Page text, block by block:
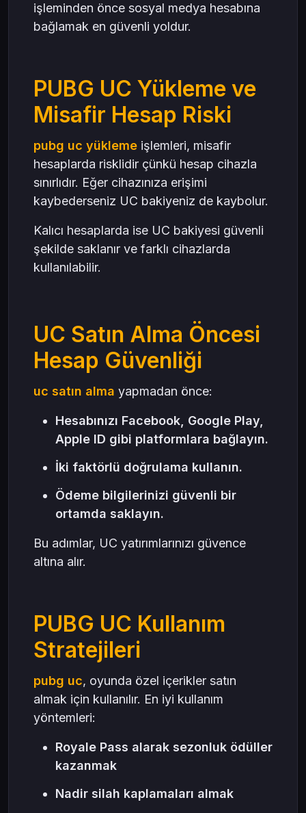
işleminden önce sosyal medya hesabına
bağlamak en güvenli yoldur.
PUBG UC Yükleme ve
Misafir Hesap Riski
pubg uc yükleme işlemleri, misafir
hesaplarda risklidir çünkü hesap cihazla
sınırlıdır. Eğer cihazınıza erişimi
kaybederseniz UC bakiyeniz de kaybolur.
Kalıcı hesaplarda ise UC bakiyesi güvenli
şekilde saklanır ve farklı cihazlarda
kullanılabilir.
UC Satın Alma Öncesi
Hesap Güvenliği
uc satın alma yapmadan önce:
Hesabınızı Facebook, Google Play,
Apple ID gibi platformlara bağlayın.
İki faktörlü doğrulama kullanın.
Ödeme bilgilerinizi güvenli bir
ortamda saklayın.
Bu adımlar, UC yatırımlarınızı güvence
altına alır.
PUBG UC Kullanım
Stratejileri
pubg uc, oyunda özel içerikler satın
almak için kullanılır. En iyi kullanım
yöntemleri:
Royale Pass alarak sezonluk ödüller
kazanmak
Nadir silah kaplamaları almak